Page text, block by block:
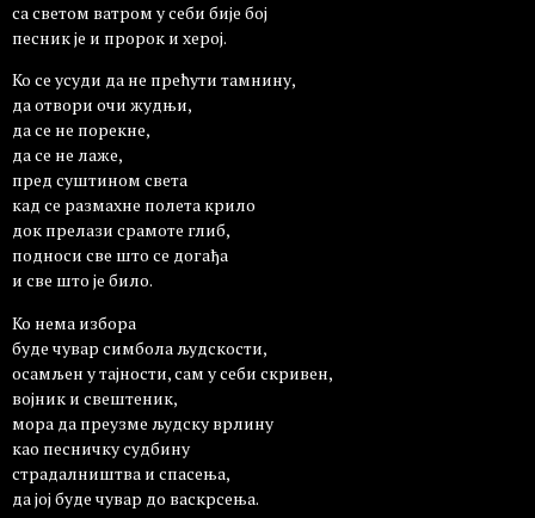
са светом ватром у себи бије бој
песник је и пророк и херој.
Ко се усуди да не прећути тамнину,
да отвори очи жудњи,
да се не порекне,
да се не лаже,
пред суштином света
кад се размахне полета крило
док прелази срамоте глиб,
подноси све што се догађа
и све што је било.
Ко нема избора
буде чувар симбола људскости,
осамљен у тајности, сам у себи скривен,
војник и свештеник,
мора да преузме људску врлину
као песничку судбину
страдалништва и спасења,
да јој буде чувар до васкрсења.